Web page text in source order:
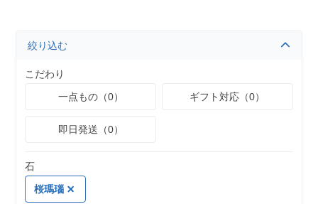
絞り込む
こだわり
一点もの（0）
ギフト対応（0）
即日発送（0）
石
桜瑪瑙